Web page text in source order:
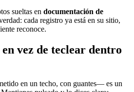
sueltas en documentación de
cada registro ya está en su sitio,
reconoce.
vez de teclear dentro
en un techo, con guantes— es un